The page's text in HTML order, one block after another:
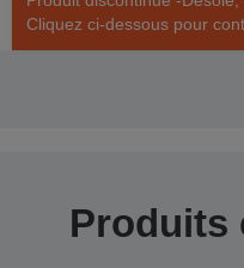
Cliquez ci-dessous pour
Produits